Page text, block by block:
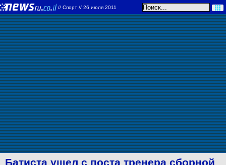
// Спорт // 26 июля 2011
Батиста ушел с поста тренера сборной